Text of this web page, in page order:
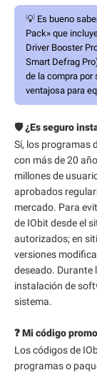
💡 Es bueno
Pack» que
Driver Booster
Smart Defrag
de la compra por
ventajosa para
🛡️ ¿Es seguro
Sí, los programas
con más de 20
millones de
aprobados
mercado. Para
de IObit desde el
autorizados; en
versiones
deseado. Durante
instalación de
sistema.
❓ Mi código
Los códigos de
programas o